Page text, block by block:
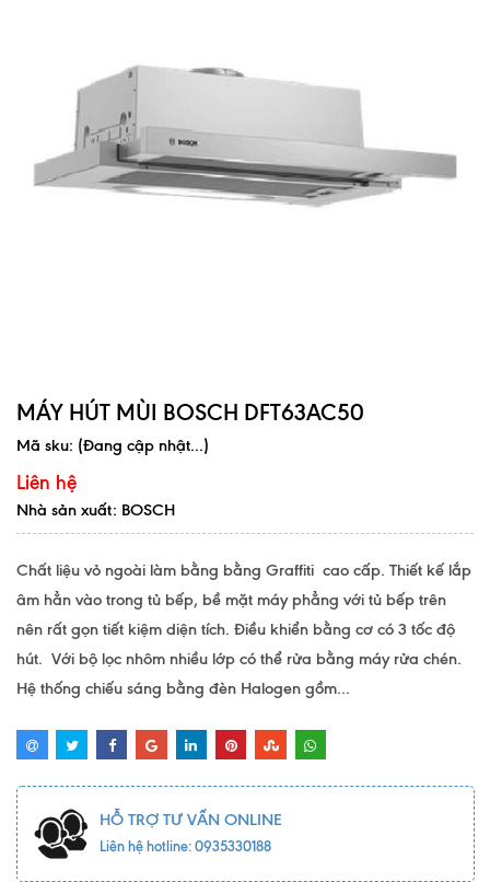
MÁY HÚT MÙI BOSCH DFT63AC50
Mã sku: (Đang cập nhật...)
Liên hệ
Nhà sản xuất: BOSCH
Chất liệu vỏ ngoài làm bằng bằng Graffiti cao cấp. Thiết kế lắp
âm hẳn vào trong tủ bếp, bề mặt máy phẳng với tủ bếp trên
nên rất gọn tiết kiệm diện tích. Điều khiển bằng cơ có 3 tốc độ
hút. Với bộ lọc nhôm nhiều lớp có thể rửa bằng máy rửa chén.
Hệ thống chiếu sáng bằng đèn Halogen gồm...
HỖ TRỢ TƯ VẤN ONLINE
Liên hệ hotline: 0935330188